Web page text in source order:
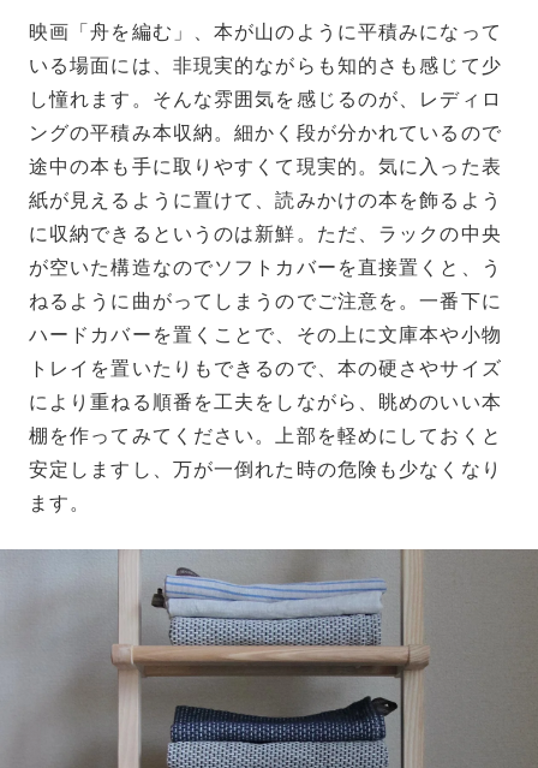
映画「舟を編む」、本が山のように平積みになって
いる場面には、非現実的ながらも知的さも感じて少
し憧れます。そんな雰囲気を感じるのが、レディロ
ングの平積み本収納。細かく段が分かれているので
途中の本も手に取りやすくて現実的。気に入った表
紙が見えるように置けて、読みかけの本を飾るよう
に収納できるというのは新鮮。ただ、ラックの中央
が空いた構造なのでソフトカバーを直接置くと、う
ねるように曲がってしまうのでご注意を。一番下に
ハードカバーを置くことで、その上に文庫本や小物
トレイを置いたりもできるので、本の硬さやサイズ
により重ねる順番を工夫をしながら、眺めのいい本
棚を作ってみてください。上部を軽めにしておくと
安定しますし、万が一倒れた時の危険も少なくなり
ます。